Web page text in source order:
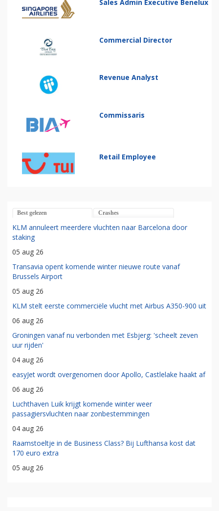
Sales Admin Executive Benelux
Commercial Director
Revenue Analyst
Commissaris
Retail Employee
Best gelezen Crashes
KLM annuleert meerdere vluchten naar Barcelona door
staking
05 aug 26
Transavia opent komende winter nieuwe route vanaf
Brussels Airport
05 aug 26
KLM stelt eerste commerciële vlucht met Airbus A350-900 uit
06 aug 26
Groningen vanaf nu verbonden met Esbjerg: 'scheelt zeven
uur rijden'
04 aug 26
easyJet wordt overgenomen door Apollo, Castlelake haakt af
06 aug 26
Luchthaven Luik krijgt komende winter weer
passagiersvluchten naar zonbestemmingen
04 aug 26
Raamstoeltje in de Business Class? Bij Lufthansa kost dat
170 euro extra
05 aug 26